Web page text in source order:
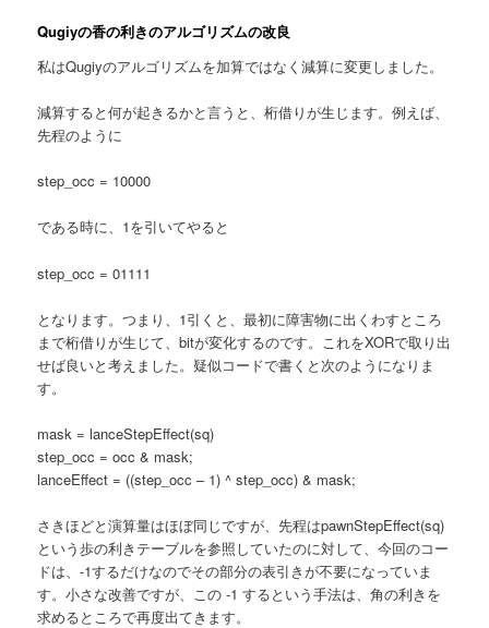
Qugiyの香の利きのアルゴリズムの改良
私はQugiyのアルゴリズムを加算ではなく減算に変更しました。
減算すると何が起きるかと言うと、桁借りが生じます。例えば、
先程のように
step_occ = 10000
である時に、1を引いてやると
step_occ = 01111
となります。つまり、1引くと、最初に障害物に出くわすところ
まで桁借りが生じて、bitが変化するのです。これをXORで取り出
せば良いと考えました。疑似コードで書くと次のようになりま
す。
mask = lanceStepEffect(sq)
step_occ = occ & mask;
lanceEffect = ((step_occ – 1) ^ step_occ) & mask;
さきほどと演算量はほぼ同じですが、先程はpawnStepEffect(sq)
という歩の利きテーブルを参照していたのに対して、今回のコー
ドは、-1するだけなのでその部分の表引きが不要になっていま
す。小さな改善ですが、この -1 するという手法は、角の利きを
求めるところで再度出てきます。